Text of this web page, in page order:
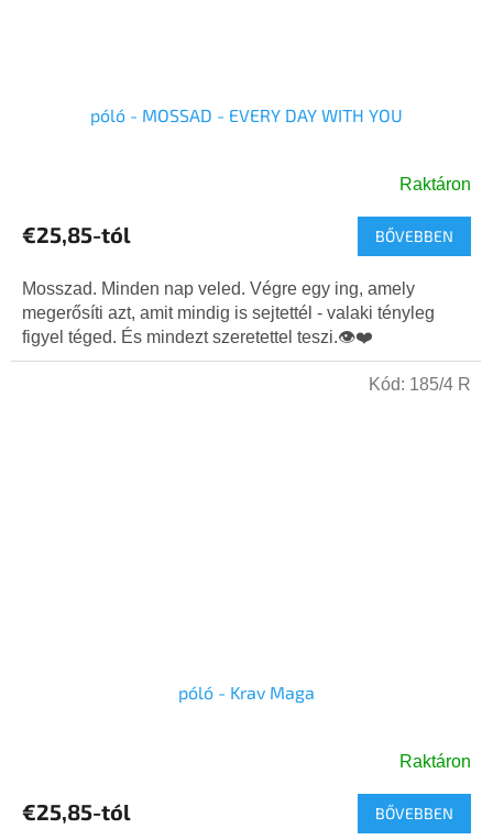
póló - MOSSAD - EVERY DAY WITH YOU
átlagos
5-
ből
5,0
csillag.
Raktáron
€25,85-tól BŐVEBBEN
Mosszad. Minden nap veled. Végre egy ing, amely
megerősíti azt, amit mindig is sejtettél - valaki tényleg
figyel téged. És mindezt szeretettel teszi.👁️❤️
póló - Krav Maga
Raktáron
€25,85-tól BŐVEBBEN
Kód: 185/4 R